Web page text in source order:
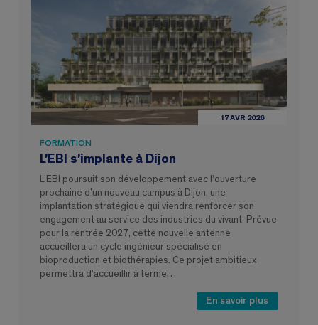
17 AVR 2026
FORMATION
L’EBI s’implante à Dijon
L’EBI poursuit son développement avec l’ouverture
prochaine d’un nouveau campus à Dijon, une
implantation stratégique qui viendra renforcer son
engagement au service des industries du vivant. Prévue
pour la rentrée 2027, cette nouvelle antenne
accueillera un cycle ingénieur spécialisé en
bioproduction et biothérapies. Ce projet ambitieux
permettra d’accueillir à terme…
En savoir plus